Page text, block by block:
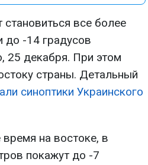
все более
до -14 градусов
25 декабря. При этом
страны. Детальный
синоптики Украинского
время на востоке, в
покажут до -7